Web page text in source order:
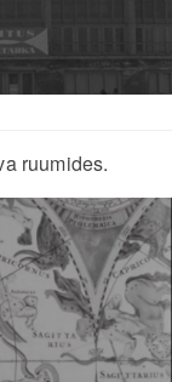
ruumides.